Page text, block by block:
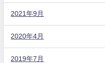
2021年9月
2020年4月
2019年7月